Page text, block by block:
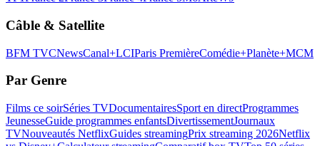
Câble & Satellite
BFM TVCNewsCanal+LCIParis PremièreComédie+Planète+MCM
Par Genre
Films ce soirSéries TVDocumentairesSport en directProgrammes
JeunesseGuide programmes enfantsDivertissementJournaux
TVNouveautés NetflixGuides streamingPrix streaming 2026Netflix